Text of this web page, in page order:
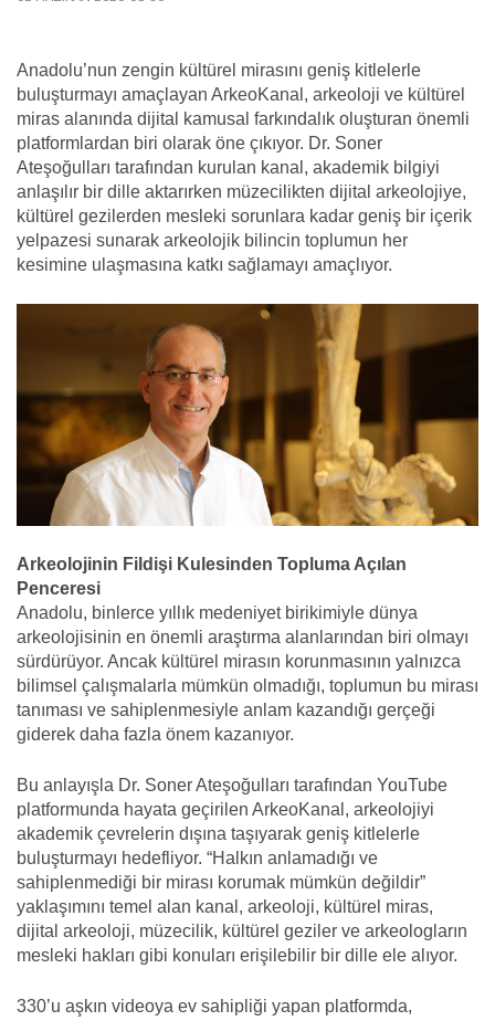
Anadolu’nun zengin kültürel mirasını geniş kitlelerle
buluşturmayı amaçlayan ArkeoKanal, arkeoloji ve kültürel
miras alanında dijital kamusal farkındalık oluşturan önemli
platformlardan biri olarak öne çıkıyor. Dr. Soner
Ateşoğulları tarafından kurulan kanal, akademik bilgiyi
anlaşılır bir dille aktarırken müzecilikten dijital arkeolojiye,
kültürel gezilerden mesleki sorunlara kadar geniş bir içerik
yelpazesi sunarak arkeolojik bilincin toplumun her
kesimine ulaşmasına katkı sağlamayı amaçlıyor.
Arkeolojinin Fildişi Kulesinden Topluma Açılan
Penceresi
Anadolu, binlerce yıllık medeniyet birikimiyle dünya
arkeolojisinin en önemli araştırma alanlarından biri olmayı
sürdürüyor. Ancak kültürel mirasın korunmasının yalnızca
bilimsel çalışmalarla mümkün olmadığı, toplumun bu mirası
tanıması ve sahiplenmesiyle anlam kazandığı gerçeği
giderek daha fazla önem kazanıyor.
Bu anlayışla Dr. Soner Ateşoğulları tarafından YouTube
platformunda hayata geçirilen ArkeoKanal, arkeolojiyi
akademik çevrelerin dışına taşıyarak geniş kitlelerle
buluşturmayı hedefliyor. “Halkın anlamadığı ve
sahiplenmediği bir mirası korumak mümkün değildir”
yaklaşımını temel alan kanal, arkeoloji, kültürel miras,
dijital arkeoloji, müzecilik, kültürel geziler ve arkeologların
mesleki hakları gibi konuları erişilebilir bir dille ele alıyor.
330’u aşkın videoya ev sahipliği yapan platformda,